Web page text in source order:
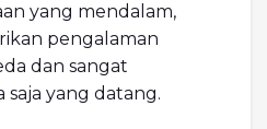
yang mendalam,
pengalaman
dan sangat
saja yang datang.